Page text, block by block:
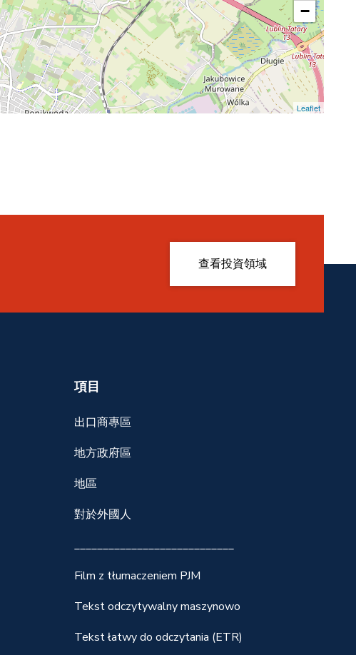
−
Leaflet
查看投資領域
項目
出口商專區
地方政府區
地區
對於外國人
____________________________
Film z tłumaczeniem PJM
Tekst odczytywalny maszynowo
Tekst łatwy do odczytania (ETR)